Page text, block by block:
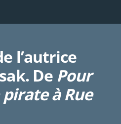
l’autrice
De Pour
à Rue